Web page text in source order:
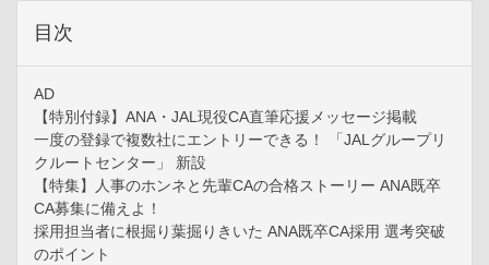
目次
AD
【特別付録】ANA・JAL現役CA直筆応援メッセージ掲載
一度の登録で複数社にエントリーできる！ 「JALグループリ
クルートセンター」 新設
【特集】人事のホンネと先輩CAの合格ストーリー ANA既卒
CA募集に備えよ！
採用担当者に根掘り葉掘りきいた ANA既卒CA採用 選考突破
のポイント